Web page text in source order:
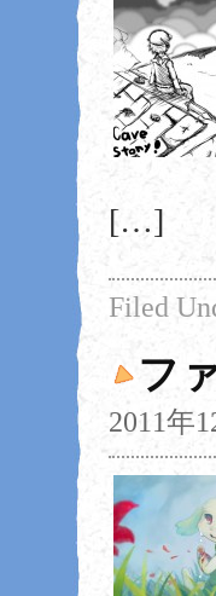
[…]
Filed
フ
2011年